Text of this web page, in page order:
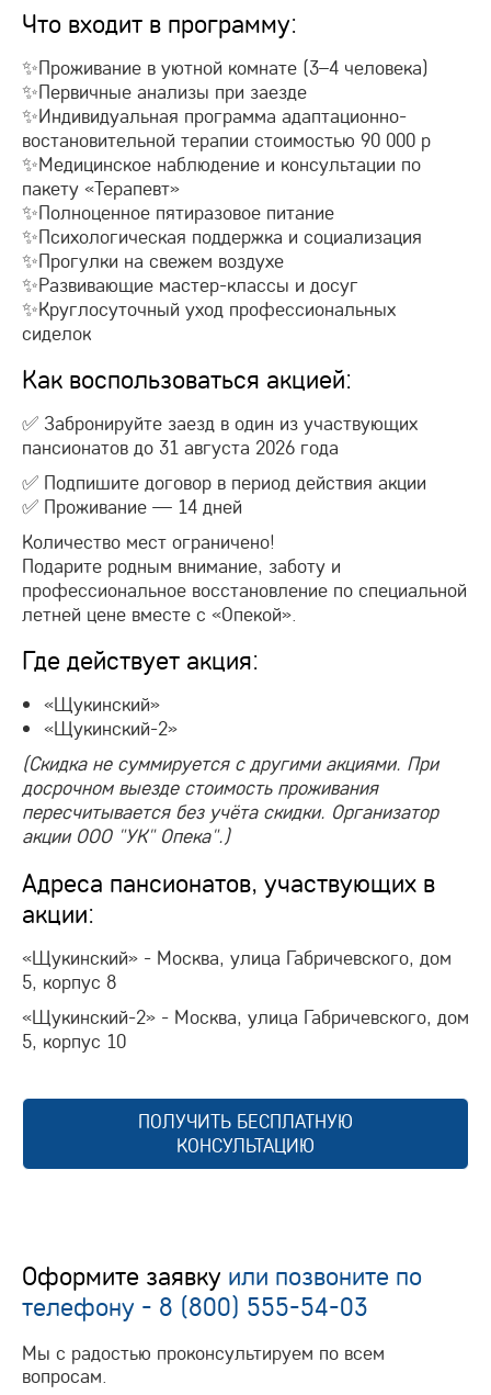
Что входит в программу:
✨Проживание в уютной комнате (3–4 человека)
✨Первичные анализы при заезде
✨Индивидуальная программа адаптационно-
востановительной терапии стоимостью 90 000 р
✨Медицинское наблюдение и консультации по
пакету «Терапевт»
✨Полноценное пятиразовое питание
✨Психологическая поддержка и социализация
✨Прогулки на свежем воздухе
✨Развивающие мастер-классы и досуг
✨Круглосуточный уход профессиональных
сиделок
Как воспользоваться акцией:
✅ Забронируйте заезд в один из участвующих
пансионатов до 31 августа 2026 года
✅ Подпишите договор в период действия акции
✅ Проживание — 14 дней
Количество мест ограничено!
Подарите родным внимание, заботу и
профессиональное восстановление по специальной
летней цене вместе с «Опекой».
Где действует акция:
«Щукинский»
«Щукинский-2»
(Скидка не суммируется с другими акциями. При
досрочном выезде стоимость проживания
пересчитывается без учёта скидки. Организатор
акции ООО "УК" Опека".)
Адреса пансионатов, участвующих в
акции:
«Щукинский» - Москва, улица Габричевского, дом
5, корпус 8
«Щукинский-2» - Москва, улица Габричевского, дом
5, корпус 10
ПОЛУЧИТЬ БЕСПЛАТНУЮ
КОНСУЛЬТАЦИЮ
Оформите заявку или позвоните по
телефону - 8 (800) 555-54-03
Мы с радостью проконсультируем по всем
вопросам.